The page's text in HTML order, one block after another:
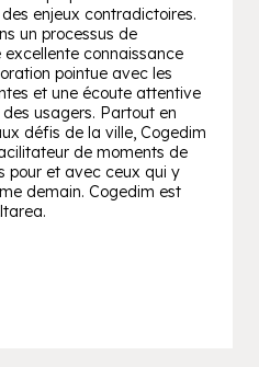
enjeux contradictoires.
un processus de
connaissance
pointue avec les
et une écoute attentive
usagers. Partout en
défis de la ville, Cogedim
de moments de
pour et avec ceux qui y
demain. Cogedim est